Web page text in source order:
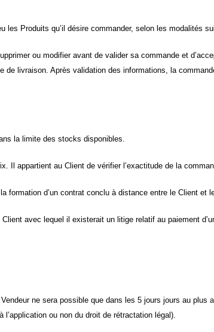
les Produits qu’il désire commander, selon les modalités
ou modifier avant de valider sa commande et
livraison. Après validation des informations, la
la limite des stocks disponibles.
Il appartient au Client de vérifier l’exactitude de la
d’un contrat conclu à distance entre le Client et
avec lequel il existerait un litige relatif au paiement
ne sera possible que dans les 5 jours jours au plus
ou non du droit de rétractation légal).